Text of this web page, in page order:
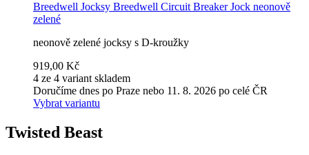
Breedwell Jocksy Breedwell Circuit Breaker Jock neonově
zelené
neonově zelené jocksy s D-kroužky
919,00 Kč
4 ze 4 variant skladem
Doručíme dnes po Praze nebo 11. 8. 2026 po celé ČR
Vybrat variantu
Twisted Beast